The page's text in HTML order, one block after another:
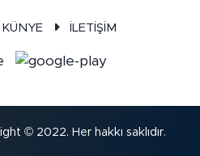
KÜNYE İLETİŞİM
© 2022. Her hakkı saklıdır.